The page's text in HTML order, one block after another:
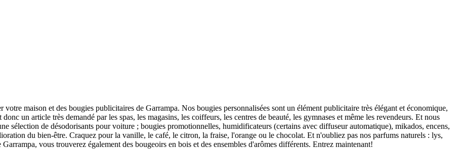
maison et des bougies publicitaires de Garrampa. Nos bougies personnalisées sont un élément publicitaire très élégant et économique,
un article très demandé par les spas, les magasins, les coiffeurs, les centres de beauté, les gymnases et même les revendeurs. Et nous
sélection de désodorisants pour voiture ; bougies promotionnelles, humidificateurs (certains avec diffuseur automatique), mikados, encens,
du bien-être. Craquez pour la vanille, le café, le citron, la fraise, l'orange ou le chocolat. Et n'oubliez pas nos parfums naturels : lys,
vous trouverez également des bougeoirs en bois et des ensembles d'arômes différents. Entrez maintenant!